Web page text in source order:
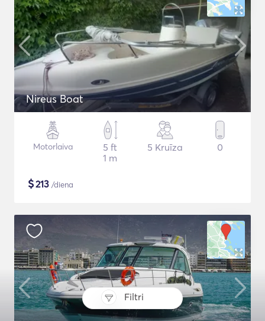
Filtri
Nireus Boat
Motorlaiva
5 ft
1 m
5 Kruīza 0
$213 /diena